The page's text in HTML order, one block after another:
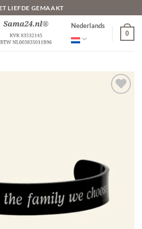
LIEFDE GEMAAKT
Nederlands
0